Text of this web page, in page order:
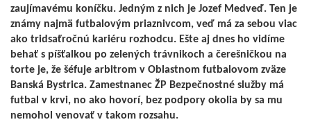
zaujímavému koníčku. Jedným z nich je Jozef Medveď. Ten je
známy najmä futbalovým priaznivcom, veď má za sebou viac
ako tridsaťročnú kariéru rozhodcu. Ešte aj dnes ho vidíme
behať s píšťalkou po zelených trávnikoch a čerešničkou na
torte je, že šéfuje arbitrom v Oblastnom futbalovom zväze
Banská Bystrica. Zamestnanec ŽP Bezpečnostné služby má
futbal v krvi, no ako hovorí, bez podpory okolia by sa mu
nemohol venovať v takom rozsahu.